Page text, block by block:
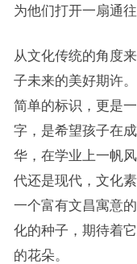
为他们打开一扇通
从文化传统的角度
子未来的美好期许
简单的标识，更是
字，是希望孩子在
华，在学业上一帆
代还是现代，文化
一个富有文昌寓意
化的种子，期待着
的花朵。